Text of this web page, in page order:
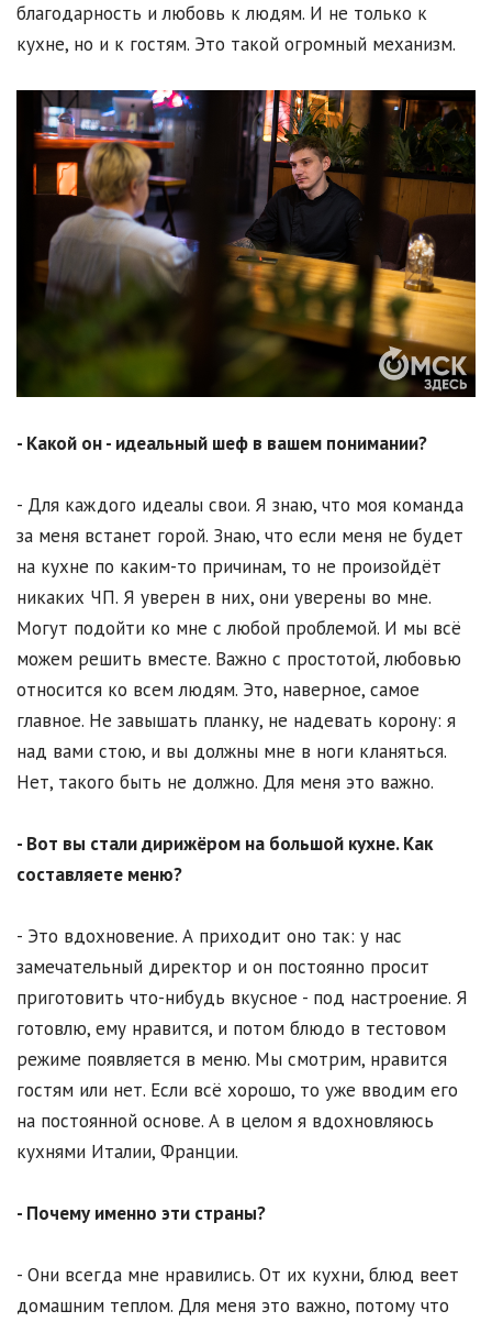
благодарность и любовь к людям. И не только к
кухне, но и к гостям. Это такой огромный механизм.
- Какой он - идеальный шеф в вашем понимании?
- Для каждого идеалы свои. Я знаю, что моя команда
за меня встанет горой. Знаю, что если меня не будет
на кухне по каким-то причинам, то не произойдёт
никаких ЧП. Я уверен в них, они уверены во мне.
Могут подойти ко мне с любой проблемой. И мы всё
можем решить вместе. Важно с простотой, любовью
относится ко всем людям. Это, наверное, самое
главное. Не завышать планку, не надевать корону: я
над вами стою, и вы должны мне в ноги кланяться.
Нет, такого быть не должно. Для меня это важно.
- Вот вы стали дирижёром на большой кухне. Как
составляете меню?
- Это вдохновение. А приходит оно так: у нас
замечательный директор и он постоянно просит
приготовить что-нибудь вкусное - под настроение. Я
готовлю, ему нравится, и потом блюдо в тестовом
режиме появляется в меню. Мы смотрим, нравится
гостям или нет. Если всё хорошо, то уже вводим его
на постоянной основе. А в целом я вдохновляюсь
кухнями Италии, Франции.
- Почему именно эти страны?
- Они всегда мне нравились. От их кухни, блюд веет
домашним теплом. Для меня это важно, потому что